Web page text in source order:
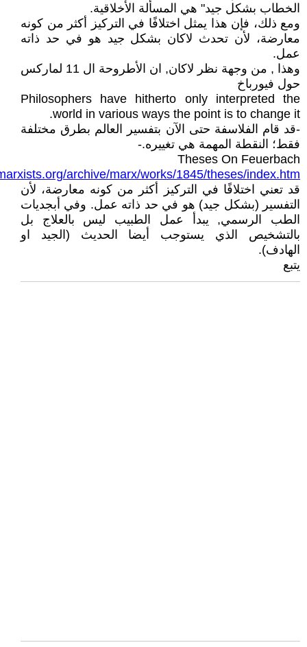
الخطاب بشكل جيد" هي المسألة الأخلاقية.
ومع ذلك، فإن هذا يمثل اختلافًا في التركيز أكثر من كونه
معارضة، لأن تحدث لاكان بشكل جيد هو في حد ذاته
عمل.
وهذا , من وجهة نظر لاكان, ان الأطروحة ال 11 لماركس
حول فيورباخ
Philosophers have hitherto only interpreted the
world in various ways the point is to change it.
-قد قام الفلاسفة حتى الآن بتفسير العالم بطرق مختلفة
فقط؛ النقطة المهمة هي تغييره.-
Theses On Feuerbach
archive/marx/works/1845/theses/index.htm
قد تعني اختلافًا في التركيز أكثر من كونه معارضة، لأن
التفسير (بشكل جيد) هو في حد ذاته عمل. وفي أبجديات
الطب الرسمي, يبدأ عمل الطبيب ليس بالعلاج بل
بالتشخيص الذي يستوجب أيضا الحديث (الجيد او
الهادف).
يتبع